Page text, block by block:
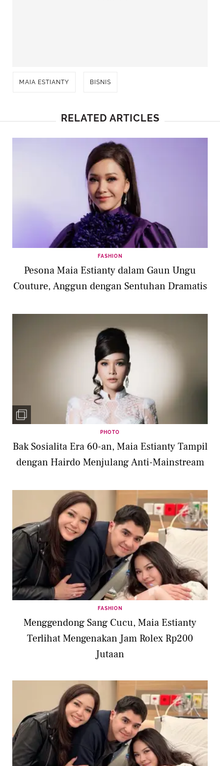
MAIA ESTIANTY BISNIS
RELATED ARTICLES
FASHION
Pesona Maia Estianty dalam Gaun Ungu
Couture, Anggun dengan Sentuhan Dramatis
PHOTO
Bak Sosialita Era 60-an, Maia Estianty Tampil
dengan Hairdo Menjulang Anti-Mainstream
FASHION
Menggendong Sang Cucu, Maia Estianty
Terlihat Mengenakan Jam Rolex Rp200
Jutaan